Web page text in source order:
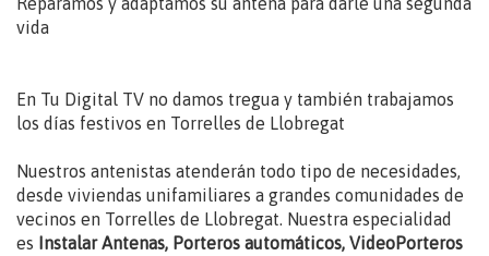
vida
En Tu Digital TV no damos tregua y también trabajamos
los días festivos en Torrelles de Llobregat
Nuestros antenistas atenderán todo tipo de necesidades,
desde viviendas unifamiliares a grandes comunidades de
vecinos en Torrelles de Llobregat. Nuestra especialidad
es Instalar Antenas, Porteros automáticos, VideoPorteros